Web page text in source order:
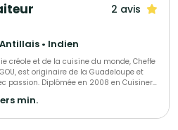
2 avis
• Indien
créole et de la cuisine du monde, Cheffe
est originaire de la Guadeloupe et
passion. Diplômée en 2008 en Cuisiner
Traiteur, elle enchante
du voyage culinaire "DOM TOM et
min.